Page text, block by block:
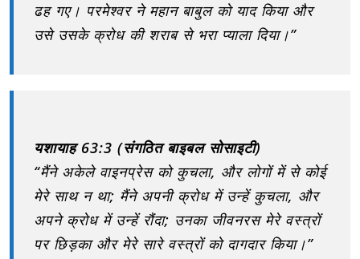
ढह गए। परमेश्वर ने महान बाबुल को याद किया और
उसे उसके क्रोध की शराब से भरा प्याला दिया।”
यशायाह 63:3 (संगठित बाइबल सोसाइटी)
“मैंने अकेले वाइनप्रेस को कुचला, और लोगों में से कोई
मेरे साथ न था; मैंने अपनी क्रोध में उन्हें कुचला, और
अपने क्रोध में उन्हें रौंदा; उनका जीवनरस मेरे वस्त्रों
पर छिड़का और मेरे सारे वस्त्रों को दागदार किया।”